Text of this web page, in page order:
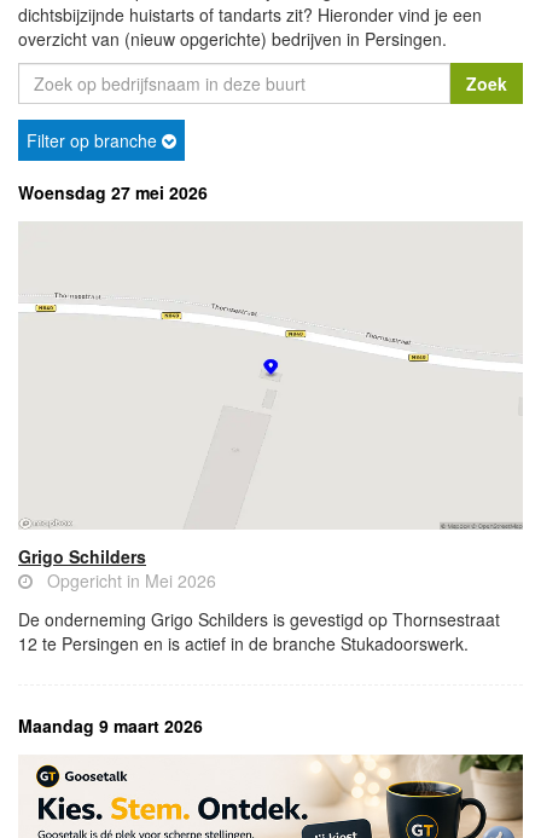
dichtsbijzijnde huistarts of tandarts zit? Hieronder vind je een
overzicht van (nieuw opgerichte) bedrijven in Persingen.
Filter op branche
Woensdag 27 mei 2026
Grigo Schilders
Opgericht in Mei 2026
De onderneming Grigo Schilders is gevestigd op Thornsestraat
12 te Persingen en is actief in de branche Stukadoorswerk.
Maandag 9 maart 2026